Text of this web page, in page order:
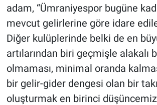
adam, “Ümraniyespor bugüne
mevcut gelirlerine göre idare
Diğer kulüplerinde belki de en
artılarından biri geçmişle alakalı
olmaması, minimal oranda
bir gelir-gider dengesi olan bir
oluşturmak en birinci